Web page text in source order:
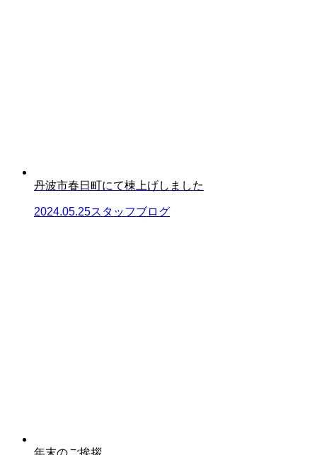
丹波市春日町にて棟上げしました
2024.05.25スタッフブログ